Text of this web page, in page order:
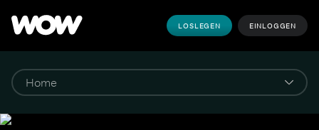
LOSLEGEN EINLOGGEN